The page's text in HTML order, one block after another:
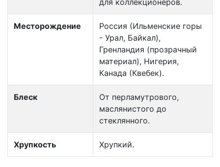
Месторождение
Россия (Ильменские горы
- Урал, Байкал),
Гренландия (прозрачный
материал), Нигерия,
Канада (Квебек).
Блеск
От перламутрового,
маслянистого до
стеклянного.
Хрупкость Хрупкий.